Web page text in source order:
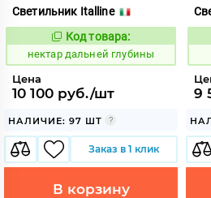
Светильник Italline
Код:
1128017
Код товара:
нектар дальней глубины
Цена
10 100 руб./шт
НАЛИЧИЕ: 97 ШТ
Заказ в 1 клик
В корзину
9